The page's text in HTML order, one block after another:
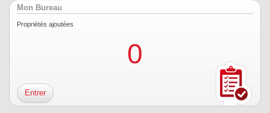
Mon Bureau
Propriétés ajoutées
0
Entrer